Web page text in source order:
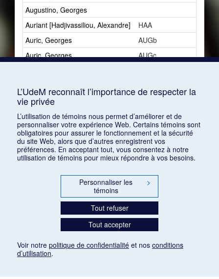
Augustino, Georges
Auriant [Hadjivassiliou, Alexandre]
HAA
Auric, Georges
AUGb
Auric, Georges
AUGc
3
Azpiri, Munoz
L’UdeM reconnaît l’importance de respecter la
vie privée
L’utilisation de témoins nous permet d’améliorer et de
personnaliser votre expérience Web. Certains témoins sont
obligatoires pour assurer le fonctionnement et la sécurité
du site Web, alors que d’autres enregistrent vos
préférences. En acceptant tout, vous consentez à notre
utilisation de témoins pour mieux répondre à vos besoins.
Personnaliser les
témoins
>
Tout refuser
Tout accepter
Voir notre politique de confidentialité et nos conditions
d’utilisation.